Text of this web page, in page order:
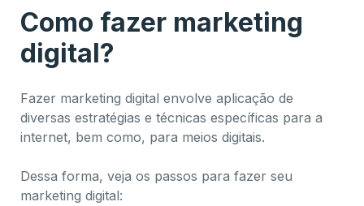
Como fazer marketing
digital?
Fazer marketing digital envolve aplicação de
diversas estratégias e técnicas específicas para a
internet, bem como, para meios digitais.
Dessa forma, veja os passos para fazer seu
marketing digital: